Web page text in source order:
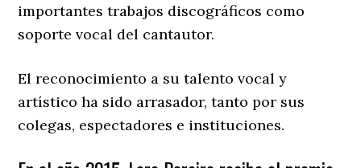
importantes trabajos discográficos como
soporte vocal del cantautor.
El reconocimiento a su talento vocal y
artístico ha sido arrasador, tanto por sus
colegas, espectadores e instituciones.